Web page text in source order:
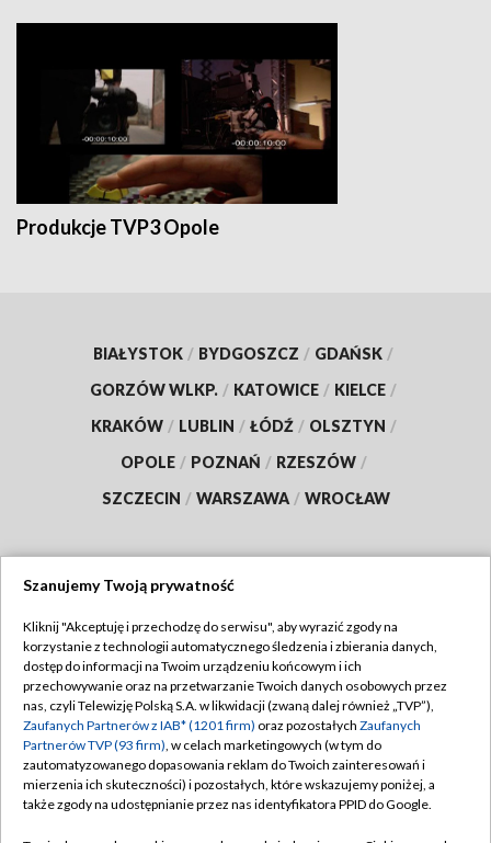
Produkcje TVP3 Opole
BIAŁYSTOK / BYDGOSZCZ / GDAŃSK /
GORZÓW WLKP. / KATOWICE / KIELCE /
KRAKÓW / LUBLIN / ŁÓDŹ / OLSZTYN /
OPOLE / POZNAŃ / RZESZÓW /
SZCZECIN / WARSZAWA / WROCŁAW
TVP
Abonament TVP
Emisja w TVP
Centrum informacji TVP
Naziemna Telewizja Cyfrowa
Regulamin TVP
Polityka prywatności
Moje zgody
Pomoc
Szanujemy Twoją prywatność
Kliknij "Akceptuję i przechodzę do serwisu", aby wyrazić zgody na
korzystanie z technologii automatycznego śledzenia i zbierania danych,
dostęp do informacji na Twoim urządzeniu końcowym i ich
przechowywanie oraz na przetwarzanie Twoich danych osobowych przez
nas, czyli Telewizję Polską S.A. w likwidacji (zwaną dalej również „TVP”),
Zaufanych Partnerów z IAB* (1201 firm) oraz pozostałych Zaufanych
Partnerów TVP (93 firm), w celach marketingowych (w tym do
zautomatyzowanego dopasowania reklam do Twoich zainteresowań i
mierzenia ich skuteczności) i pozostałych, które wskazujemy poniżej, a
także zgody na udostępnianie przez nas identyfikatora PPID do Google.